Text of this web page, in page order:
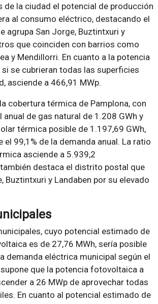
la ciudad el potencial de producción
al consumo eléctrico, destacando el
agrupa San Jorge, Buztintxuri y
que coinciden con barrios como
y Mendillorri. En cuanto a la potencia
se cubrieran todas las superficies
asciende a 466,91 MWp.
cobertura térmica de Pamplona, con
de gas natural de 1.208 GWh y
térmica posible de 1.197,69 GWh,
el 99,1% de la demanda anual. La ratio
asciende a 5.939,2
destaca el distrito postal que
Buztintxuri y Landaben por su elevado
cuyo potencial estimado de
es de 27,76 MWh, sería posible
demanda eléctrica municipal según el
que la potencia fotovoltaica a
a 26 MWp de aprovechar todas
En cuanto al potencial estimado de